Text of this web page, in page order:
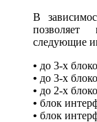
В
позволяет
следующие
• до 3-х
• до 3-х
• до 2-х
• блок
• блок